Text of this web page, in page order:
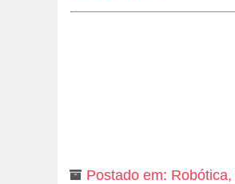
Postado em: Robótica,